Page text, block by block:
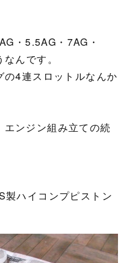
・5.5AG・7AG・
んです。
4連スロットルなんか
ンジン組み立ての続
製ハイコンプピストン